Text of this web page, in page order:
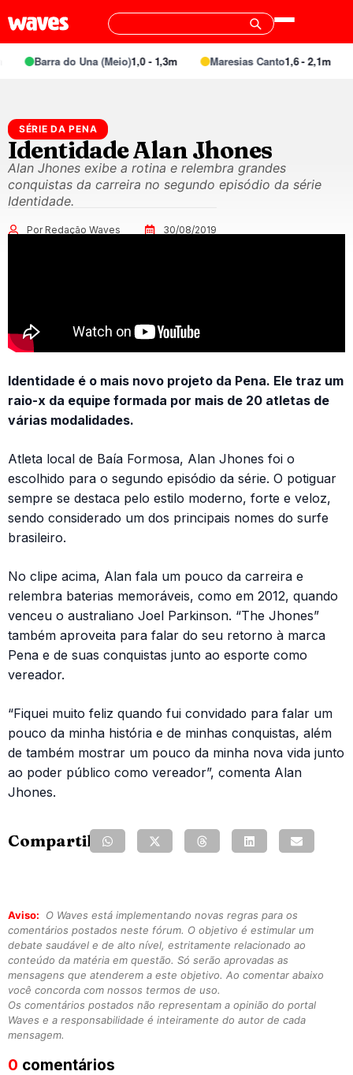
Barra do Una (Meio)1,0 - 1,3m Maresias Canto1,6 - 2,1m
SÉRIE DA PENA
Identidade Alan Jhones
Alan Jhones exibe a rotina e relembra grandes
conquistas da carreira no segundo episódio da série
Identidade.
Por Redação Waves 30/08/2019
Identidade é o mais novo projeto da Pena. Ele traz um
raio-x da equipe formada por mais de 20 atletas de
várias modalidades.
Atleta local de Baía Formosa, Alan Jhones foi o
escolhido para o segundo episódio da série. O potiguar
sempre se destaca pelo estilo moderno, forte e veloz,
sendo considerado um dos principais nomes do surfe
brasileiro.
No clipe acima, Alan fala um pouco da carreira e
relembra baterias memoráveis, como em 2012, quando
venceu o australiano Joel Parkinson. “The Jhones”
também aproveita para falar do seu retorno à marca
Pena e de suas conquistas junto ao esporte como
vereador.
“Fiquei muito feliz quando fui convidado para falar um
pouco da minha história e de minhas conquistas, além
de também mostrar um pouco da minha nova vida junto
ao poder público como vereador”, comenta Alan
Jhones.
Compartilhe:
Aviso:
O Waves está implementando novas regras para os
comentários postados neste fórum. O objetivo é estimular um
debate saudável e de alto nível, estritamente relacionado ao
conteúdo da matéria em questão. Só serão aprovadas as
mensagens que atenderem a este objetivo. Ao comentar abaixo
você concorda com nossos termos de uso.
Os comentários postados não representam a opinião do portal
Waves e a responsabilidade é inteiramente do autor de cada
mensagem.
0 comentários